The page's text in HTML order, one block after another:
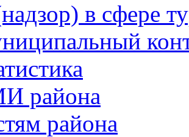
в сфере
района
района